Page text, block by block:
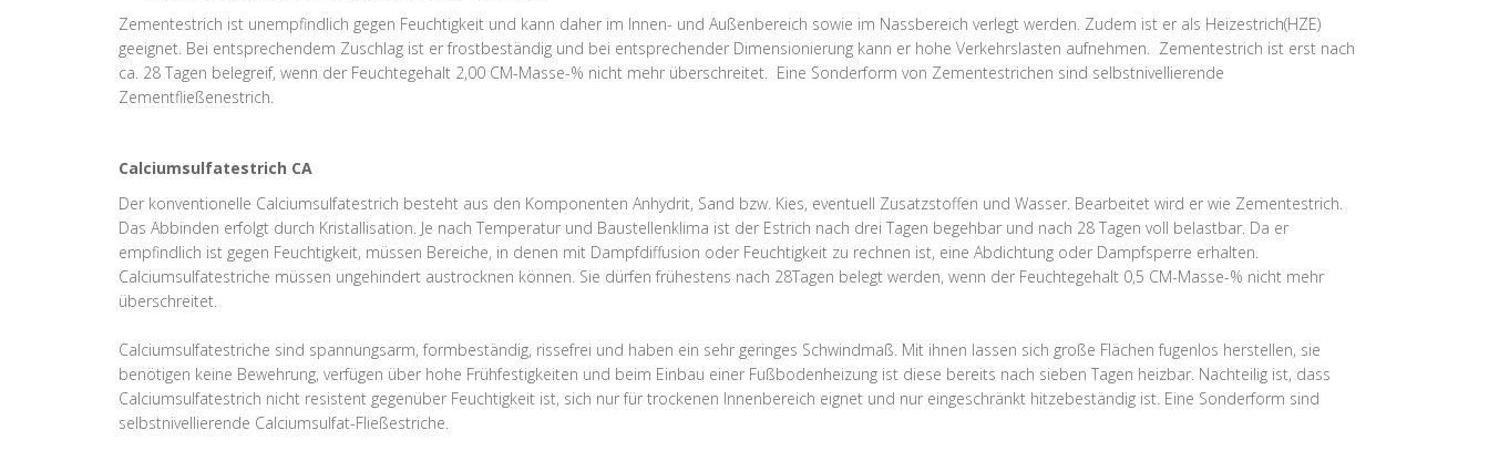
Zementestrich ist unempfindlich gegen Feuchtigkeit und kann daher im Innen- und Außenbereich sowie im Nassbereich verlegt werden. Zudem ist er als Heizestrich(HZE)
geeignet. Bei entsprechendem Zuschlag ist er frostbeständig und bei entsprechender Dimensionierung kann er hohe Verkehrslasten aufnehmen. Zementestrich ist erst nach
ca. 28 Tagen belegreif, wenn der Feuchtegehalt 2,00 CM-Masse-% nicht mehr überschreitet. Eine Sonderform von Zementestrichen sind selbstnivellierende
Zementfließenestrich.
Calciumsulfatestrich CA
Der konventionelle Calciumsulfatestrich besteht aus den Komponenten Anhydrit, Sand bzw. Kies, eventuell Zusatzstoffen und Wasser. Bearbeitet wird er wie Zementestrich.
Das Abbinden erfolgt durch Kristallisation. Je nach Temperatur und Baustellenklima ist der Estrich nach drei Tagen begehbar und nach 28 Tagen voll belastbar. Da er
empfindlich ist gegen Feuchtigkeit, müssen Bereiche, in denen mit Dampfdiffusion oder Feuchtigkeit zu rechnen ist, eine Abdichtung oder Dampfsperre erhalten.
Calciumsulfatestriche müssen ungehindert austrocknen können. Sie dürfen frühestens nach 28Tagen belegt werden, wenn der Feuchtegehalt 0,5 CM-Masse-% nicht mehr
überschreitet.
Calciumsulfatestriche sind spannungsarm, formbeständig, rissefrei und haben ein sehr geringes Schwindmaß. Mit ihnen lassen sich große Flächen fugenlos herstellen, sie
benötigen keine Bewehrung, verfügen über hohe Frühfestigkeiten und beim Einbau einer Fußbodenheizung ist diese bereits nach sieben Tagen heizbar. Nachteilig ist, dass
Calciumsulfatestrich nicht resistent gegenüber Feuchtigkeit ist, sich nur für trockenen Innenbereich eignet und nur eingeschränkt hitzebeständig ist. Eine Sonderform sind
selbstnivellierende Calciumsulfat-Fließestriche.